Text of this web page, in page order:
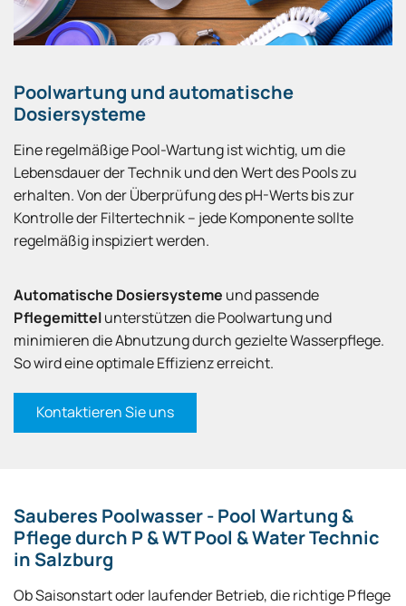
Poolwartung und automatische
Dosiersysteme
Eine regelmäßige Pool-Wartung ist wichtig, um die
Lebensdauer der Technik und den Wert des Pools zu
erhalten. Von der Überprüfung des pH-Werts bis zur
Kontrolle der Filtertechnik – jede Komponente sollte
regelmäßig inspiziert werden.
Automatische Dosiersysteme und passende
Pflegemittelunterstützen die Poolwartung und
minimieren die Abnutzung durch gezielte Wasserpflege.
So wird eine optimale Effizienz erreicht.
Kontaktieren Sie uns
Sauberes Poolwasser - Pool Wartung &
Pflege durch P & WT Pool & Water Technic
in Salzburg
Ob Saisonstart oder laufender Betrieb, die richtige Pflege